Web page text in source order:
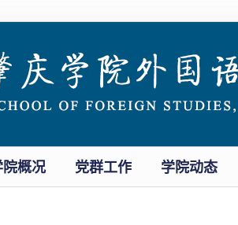
院概况 党群工作 学院动态